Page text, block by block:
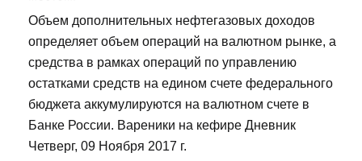
Объем дополнительных нефтегазовых доходов
определяет объем операций на валютном рынке, а
средства в рамках операций по управлению
остатками средств на едином счете федерального
бюджета аккумулируются на валютном счете в
Банке России. Вареники на кефире Дневник
Четверг, 09 Ноября 2017 г.